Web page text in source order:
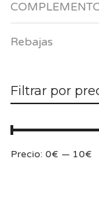
Rebajas
Filtrar por
Precio: 0€ — 10€